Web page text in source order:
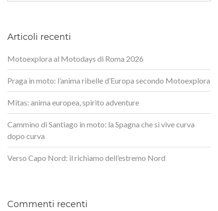
Articoli recenti
Motoexplora al Motodays di Roma 2026
Praga in moto: l’anima ribelle d’Europa secondo Motoexplora
Mitas: anima europea, spirito adventure
Cammino di Santiago in moto: la Spagna che si vive curva
dopo curva
Verso Capo Nord: il richiamo dell’estremo Nord
Commenti recenti